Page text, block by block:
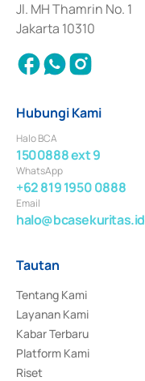
Jl. MH Thamrin No. 1
Jakarta 10310
Hubungi Kami
Halo BCA
1500888 ext 9
WhatsApp
+62 819 1950 0888
Email
halo@bcasekuritas.id
Tautan
Tentang Kami
Layanan Kami
Kabar Terbaru
Platform Kami
Riset